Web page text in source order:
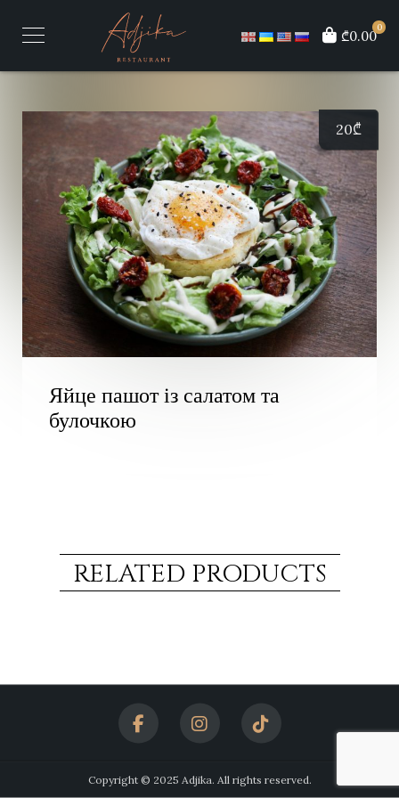
0
₾0.00
Яйце пашот із салатом та
булочкою
20₾
RELATED PRODUCTS
Copyright © 2025 Adjika. All rights reserved.